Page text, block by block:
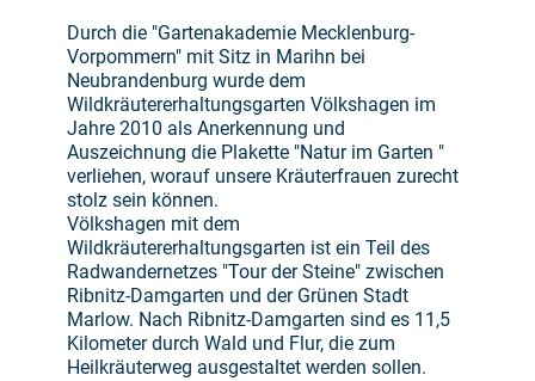
Durch die "Gartenakademie Mecklenburg-
Vorpommern" mit Sitz in Marihn bei
Neubrandenburg wurde dem
Wildkräutererhaltungsgarten Völkshagen im
Jahre 2010 als Anerkennung und
Auszeichnung die Plakette "Natur im Garten "
verliehen, worauf unsere Kräuterfrauen zurecht
stolz sein können.
Völkshagen mit dem
Wildkräutererhaltungsgarten ist ein Teil des
Radwandernetzes "Tour der Steine" zwischen
Ribnitz-Damgarten und der Grünen Stadt
Marlow. Nach Ribnitz-Damgarten sind es 11,5
Kilometer durch Wald und Flur, die zum
Heilkräuterweg ausgestaltet werden sollen.